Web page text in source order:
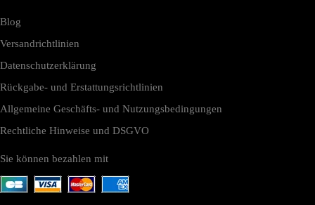
Blog
Versandrichtlinien
Datenschutzerklärung
Rückgabe- und Erstattungsrichtlinien
Allgemeine Geschäfts- und Nutzungsbedingungen
Rechtliche Hinweise und DSGVO
Sie können bezahlen mit